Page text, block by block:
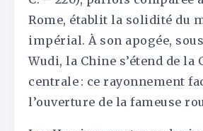
Rome, établit la solidité du
impérial. À son apogée,
Wudi, la Chine s’étend de la
centrale : ce rayonnement
l’ouverture de la fameuse